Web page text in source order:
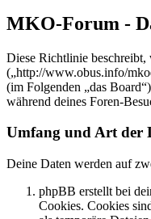
MKO-Forum -
Diese Richtlinie
(„http://www.obus.info/
(im Folgenden „das
während deines Foren-
Umfang und Art der
Deine Daten werden auf
phpBB erstellt bei
Cookies. Cookies